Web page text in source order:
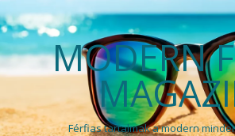
MODERN
Férfias tartalmak a modern